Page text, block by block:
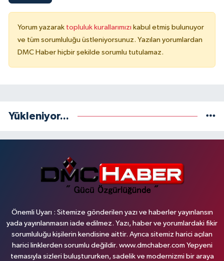
Yorum yazarak topluluk kurallarımızı kabul etmiş bulunuyor
ve tüm sorumluluğu üstleniyorsunuz. Yazılan yorumlardan
DMC Haber hiçbir şekilde sorumlu tutulamaz.
Yükleniyor...
Önemli Uyarı : Sitemize gönderilen yazı ve haberler yayınlansın
yada yayınlanmasın iade edilmez. Yazı, haber ve yorumlardaki fikir
sorumluluğu kişilerin kendisine aittir. Ayrıca sitemiz harici açılan
harici linklerden sorumlu değildir. www.dmchaber.com Yepyeni
temasıyla sizleri buluştururken, sadelik ve modernizmi bir araya